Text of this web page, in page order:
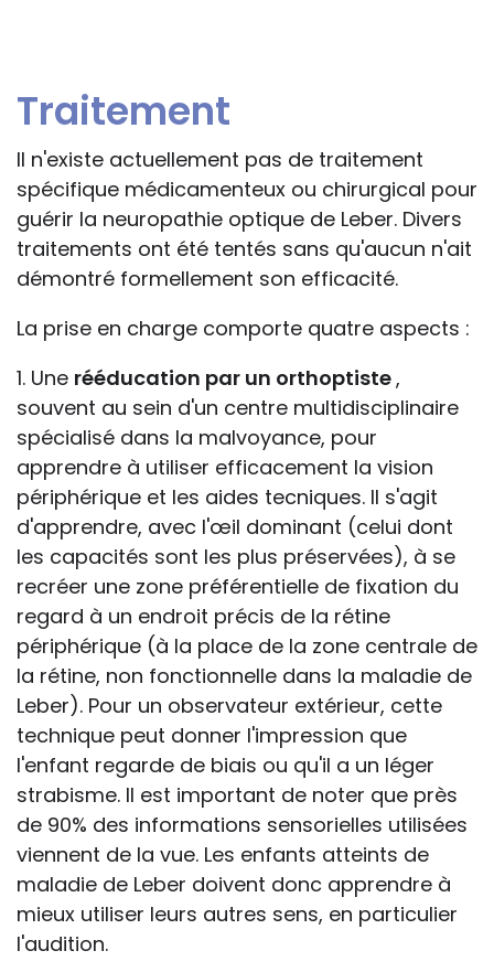
Traitement
Il n'existe actuellement pas de traitement
spécifique médicamenteux ou chirurgical pour
guérir la neuropathie optique de Leber. Divers
traitements ont été tentés sans qu'aucun n'ait
démontré formellement son efficacité.
La prise en charge comporte quatre aspects :
1. Une rééducation par un orthoptiste,
souvent au sein d'un centre multidisciplinaire
spécialisé dans la malvoyance, pour
apprendre à utiliser efficacement la vision
périphérique et les aides tecniques. Il s'agit
d'apprendre, avec l'œil dominant (celui dont
les capacités sont les plus préservées), à se
recréer une zone préférentielle de fixation du
regard à un endroit précis de la rétine
périphérique (à la place de la zone centrale de
la rétine, non fonctionnelle dans la maladie de
Leber). Pour un observateur extérieur, cette
technique peut donner l'impression que
l'enfant regarde de biais ou qu'il a un léger
strabisme. Il est important de noter que près
de 90% des informations sensorielles utilisées
viennent de la vue. Les enfants atteints de
maladie de Leber doivent donc apprendre à
mieux utiliser leurs autres sens, en particulier
l'audition.